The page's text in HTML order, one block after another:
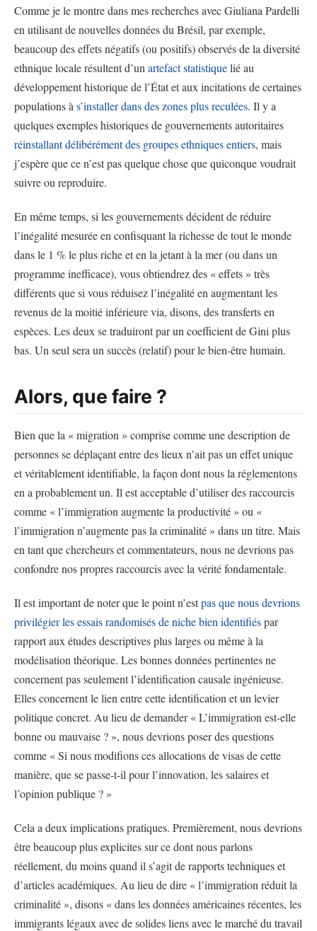
Comme je le montre dans mes recherches avec Giuliana Pardelli
en utilisant de nouvelles données du Brésil, par exemple,
beaucoup des effets négatifs (ou positifs) observés de la diversité
ethnique locale résultent d’un artefact statistiquelié au
développement historique de l’État et aux incitations de certaines
populations à s’installer dans des zones plus reculées. Il y a
quelques exemples historiques de gouvernements autoritaires
réinstallant délibérément des groupes ethniques entiers, mais
j’espère que ce n’est pas quelque chose que quiconque voudrait
suivre ou reproduire.
En même temps, si les gouvernements décident de réduire
l’inégalité mesurée en confisquant la richesse de tout le monde
dans le 1 % le plus riche et en la jetant à la mer (ou dans un
programme inefficace), vous obtiendrez des « effets » très
différents que si vous réduisez l’inégalité en augmentant les
revenus de la moitié inférieure via, disons, des transferts en
espèces. Les deux se traduiront par un coefficient de Gini plus
bas. Un seul sera un succès (relatif) pour le bien-être humain.
Alors, que faire ?
Bien que la « migration » comprise comme une description de
personnes se déplaçant entre des lieux n’ait pas un effet unique
et véritablement identifiable, la façon dont nous la réglementons
en a probablement un. Il est acceptable d’utiliser des raccourcis
comme « l’immigration augmente la productivité » ou «
l’immigration n’augmente pas la criminalité » dans un titre. Mais
en tant que chercheurs et commentateurs, nous ne devrions pas
confondre nos propres raccourcis avec la vérité fondamentale.
Il est important de noter que le point n’estpas que nous devrions
privilégier les essais randomisés de niche bien identifiéspar
rapport aux études descriptives plus larges ou même à la
modélisation théorique. Les bonnes données pertinentes ne
concernent pas seulement l’identification causale ingénieuse.
Elles concernent le lien entre cette identification et un levier
politique concret. Au lieu de demander « L’immigration est-elle
bonne ou mauvaise ? », nous devrions poser des questions
comme « Si nous modifions ces allocations de visas de cette
manière, que se passe-t-il pour l’innovation, les salaires et
l’opinion publique ? »
Cela a deux implications pratiques. Premièrement, nous devrions
être beaucoup plus explicites sur ce dont nous parlons
réellement, du moins quand il s’agit de rapports techniques et
d’articles académiques. Au lieu de dire « l’immigration réduit la
criminalité », disons « dans les données américaines récentes, les
immigrants légaux avec de solides liens avec le marché du travail